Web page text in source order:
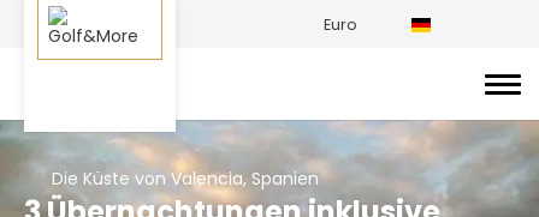
Euro
Die Küste von Valencia, Spanien